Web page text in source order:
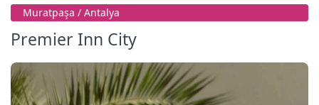
Muratpaşa / Antalya
Premier Inn City